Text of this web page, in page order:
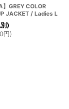
】GREY COLOR
JACKET / Ladies L
)
円)